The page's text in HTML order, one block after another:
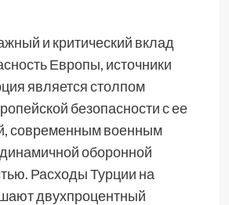
и критический вклад
Европы, источники
является столпом
безопасности с ее
современным военным
оборонной
Расходы Турции на
двухпроцентный